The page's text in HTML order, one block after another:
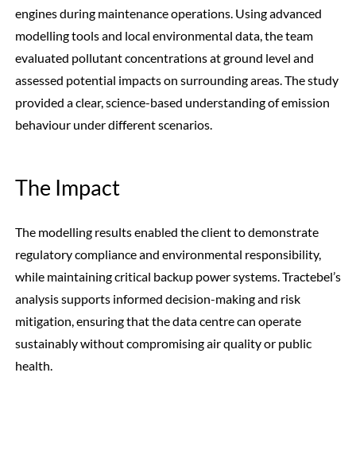
engines during maintenance operations. Using advanced
modelling tools and local environmental data, the team
evaluated pollutant concentrations at ground level and
assessed potential impacts on surrounding areas. The study
provided a clear, science-based understanding of emission
behaviour under different scenarios.
The Impact
The modelling results enabled the client to demonstrate
regulatory compliance and environmental responsibility,
while maintaining critical backup power systems. Tractebel’s
analysis supports informed decision-making and risk
mitigation, ensuring that the data centre can operate
sustainably without compromising air quality or public
health.